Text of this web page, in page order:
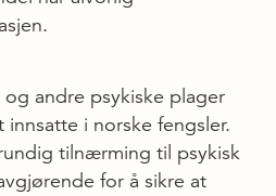
andre psykiske plager
i norske fengsler.
tilnærming til psykisk
for å sikre at